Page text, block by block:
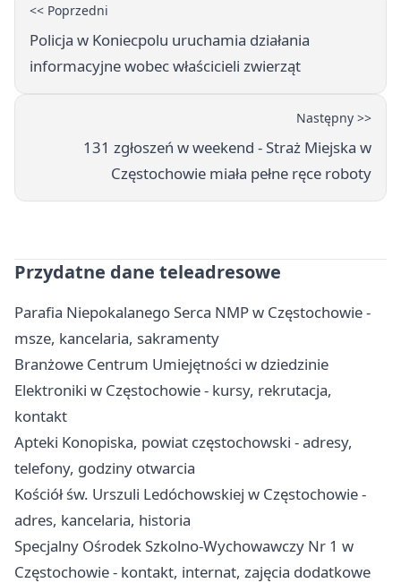
<< Poprzedni
Policja w Koniecpolu uruchamia działania
informacyjne wobec właścicieli zwierząt
Następny >>
131 zgłoszeń w weekend - Straż Miejska w
Częstochowie miała pełne ręce roboty
Przydatne dane teleadresowe
Parafia Niepokalanego Serca NMP w Częstochowie -
msze, kancelaria, sakramenty
Branżowe Centrum Umiejętności w dziedzinie
Elektroniki w Częstochowie - kursy, rekrutacja,
kontakt
Apteki Konopiska, powiat częstochowski - adresy,
telefony, godziny otwarcia
Kościół św. Urszuli Ledóchowskiej w Częstochowie -
adres, kancelaria, historia
Specjalny Ośrodek Szkolno-Wychowawczy Nr 1 w
Częstochowie - kontakt, internat, zajęcia dodatkowe